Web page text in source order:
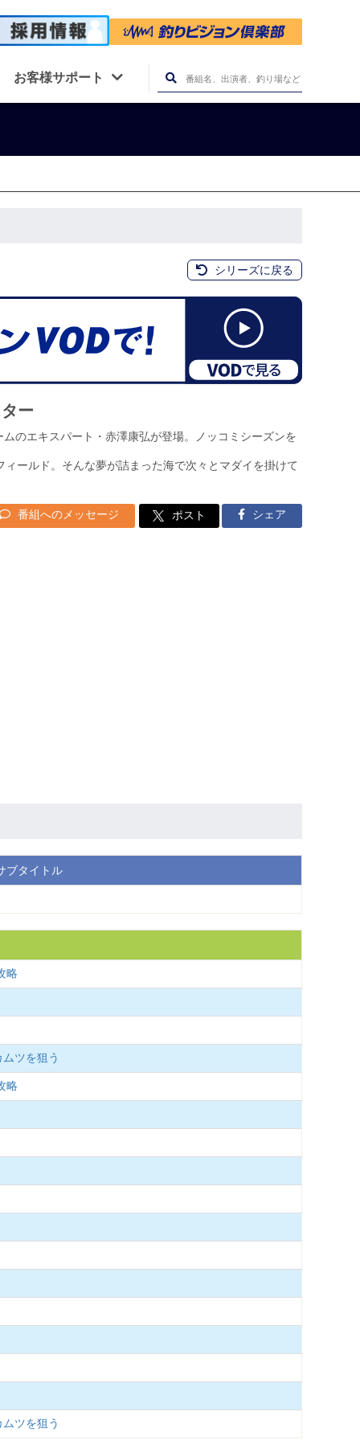
お客様サポート
シリーズに戻る
ー
のエキスパート・赤澤康弘が登場。ノッコミシーズンを
ールド。そんな夢が詰まった海で次々とマダイを掛けて
番組へのメッセージ ポスト シェア
ブタイトル
略
ツを狙う
略
ツを狙う